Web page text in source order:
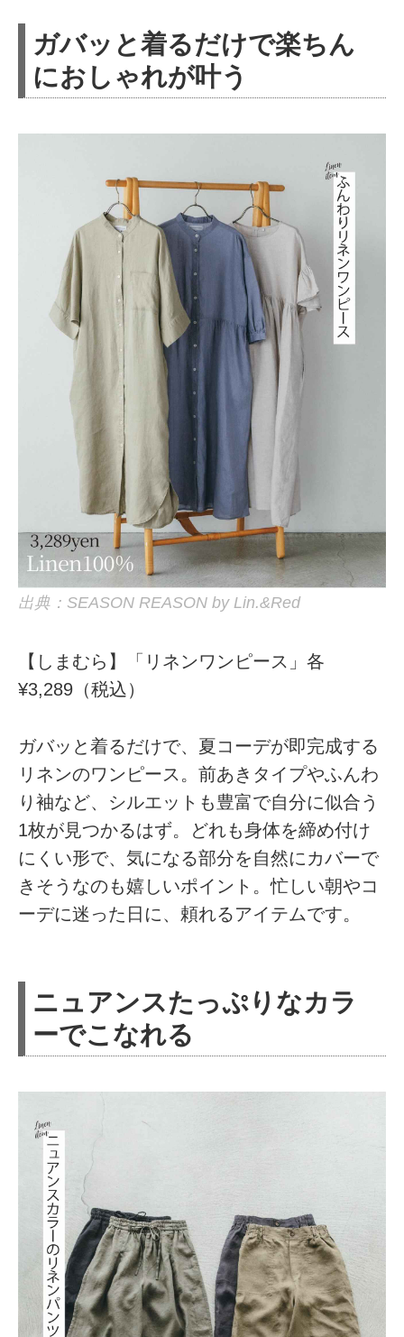
ガバッと着るだけで楽ちん
におしゃれが叶う
出典：SEASON REASON by Lin.&Red
【しまむら】「リネンワンピース」各
¥3,289（税込）
ガバッと着るだけで、夏コーデが即完成する
リネンのワンピース。前あきタイプやふんわ
り袖など、シルエットも豊富で自分に似合う
1枚が見つかるはず。どれも身体を締め付け
にくい形で、気になる部分を自然にカバーで
きそうなのも嬉しいポイント。忙しい朝やコ
ーデに迷った日に、頼れるアイテムです。
ニュアンスたっぷりなカラ
ーでこなれる